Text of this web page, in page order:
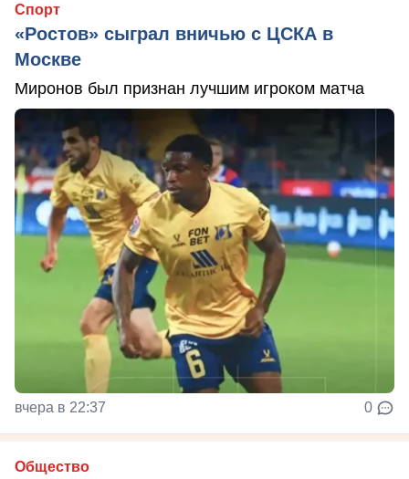
Спорт
«Ростов» сыграл вничью с ЦСКА в
Москве
Миронов был признан лучшим игроком матча
вчера в 22:37 0
Общество